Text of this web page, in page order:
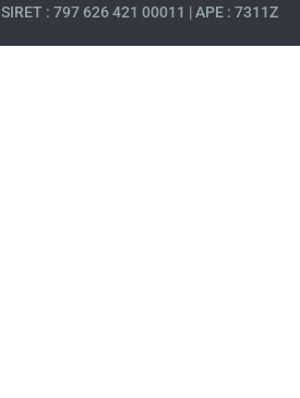
SIRET : 797 626 421 00011 | APE : 7311Z